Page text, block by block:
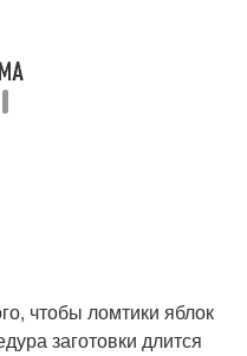
чтобы ломтики яблок
заготовки длится